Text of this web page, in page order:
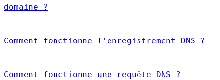
domaine ?
Comment fonctionne l'enregistrement DNS ?
Comment fonctionne une requête DNS ?